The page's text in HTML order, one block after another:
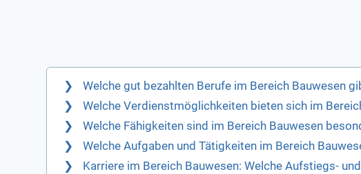
Welche gut bezahlten Berufe im Bereich Bauwesen
Welche Verdienstmöglichkeiten bieten sich im
Welche Fähigkeiten sind im Bereich Bauwesen
Welche Aufgaben und Tätigkeiten im Bereich
Karriere im Bereich Bauwesen: Welche Aufstiegs-